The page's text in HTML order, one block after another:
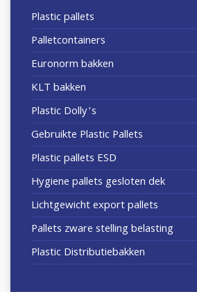
Plastic pallets
Palletcontainers
Euronorm bakken
KLT bakken
Plastic Dolly’s
Gebruikte Plastic Pallets
Plastic pallets ESD
Hygiene pallets gesloten dek
Lichtgewicht export pallets
Pallets zware stelling belasting
Plastic Distributiebakken